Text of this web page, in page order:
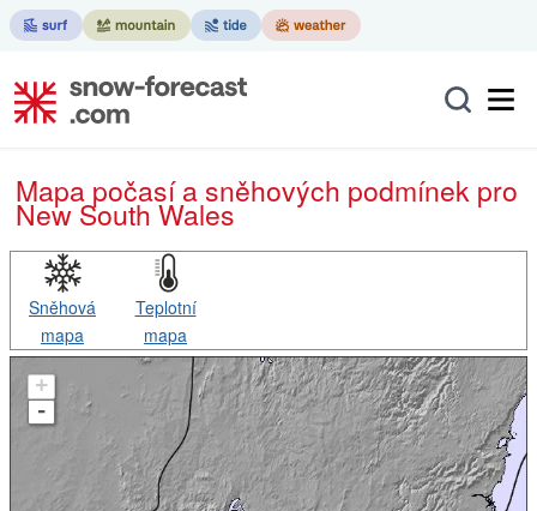
Mapa počasí a sněhových podmínek pro
New South Wales
Sněhová
mapa
Teplotní
mapa
+
-